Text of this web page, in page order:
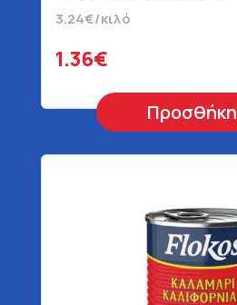
3.24€/κιλό
1.36€
Προσθήκη